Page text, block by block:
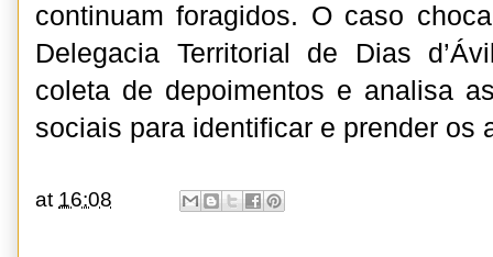
continuam foragidos. O caso
Delegacia Territorial de Dias
coleta de depoimentos e analisa
sociais para identificar e prender os
at 16:08